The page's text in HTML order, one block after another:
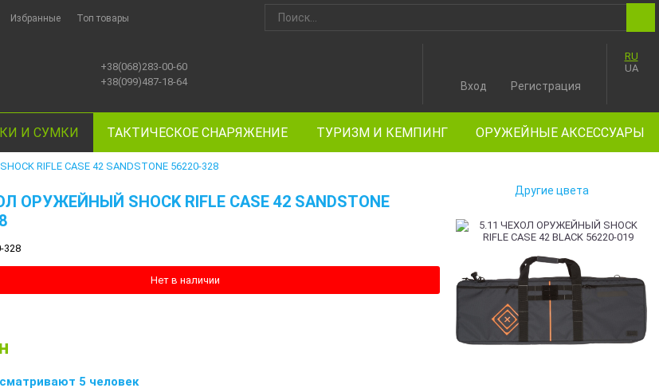
Избранные Топ товары
+38(068)283-00-60
+38(099)487-18-64
RU
UA
Вход Регистрация
И СУМКИ ТАКТИЧЕСКОЕ СНАРЯЖЕНИЕ ТУРИЗМ И КЕМПИНГ ОРУЖЕЙНЫЕ АКСЕССУАРЫ
RIFLE CASE 42 SANDSTONE 56220-328
ОРУЖЕЙНЫЙ SHOCK RIFLE CASE 42 SANDSTONE
328
Нет в наличии
5 человек
Другие цвета